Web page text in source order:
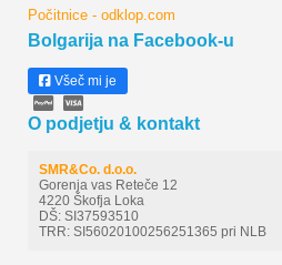
Počitnice - odklop.com
Bolgarija na Facebook-u
Všeč mi je
O podjetju & kontakt
SMR&Co. d.o.o.
Gorenja vas Reteče 12
4220 Škofja Loka
DŠ: SI37593510
TRR: SI56020100256251365 pri NLB